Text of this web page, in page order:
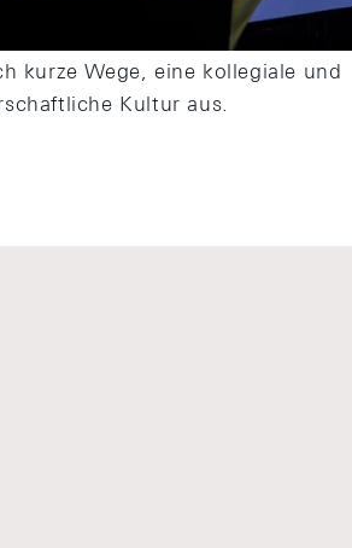
einzigartigen Mandats bei.
kurze Wege, eine kollegiale und
Kultur aus.